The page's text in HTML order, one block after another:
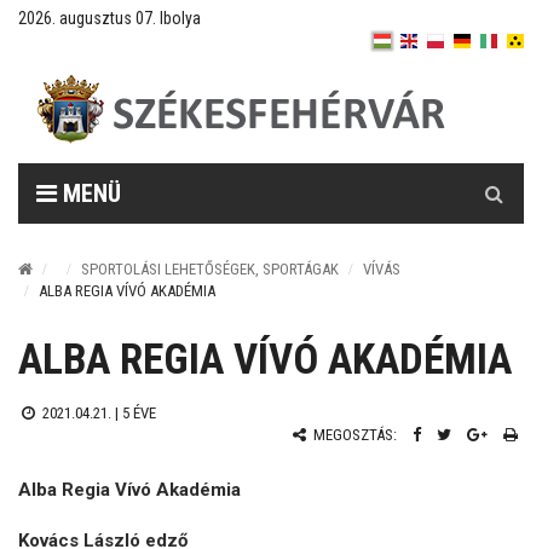
2026. augusztus 07. Ibolya
MENÜ
SPORTOLÁSI LEHETŐSÉGEK, SPORTÁGAK
VÍVÁS
ALBA REGIA VÍVÓ AKADÉMIA
ALBA REGIA VÍVÓ AKADÉMIA
2021.04.21. | 5 ÉVE
MEGOSZTÁS:
Alba Regia Vívó Akadémia
Kovács László edző